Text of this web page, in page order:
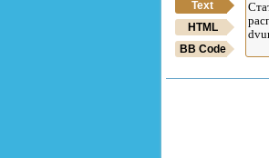
Text
HTML
BB Code